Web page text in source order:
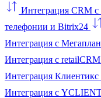
Интеграция CRM
телефонии и Bitrix24
Интеграция с Мегаплан
Интеграция с retailCRM
Интеграция Клиентикс
Интеграция с